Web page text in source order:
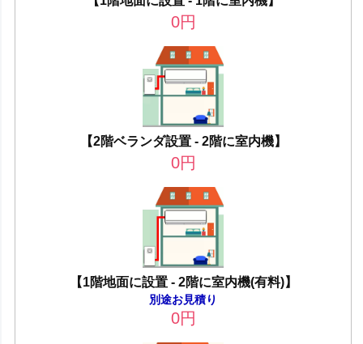
0円
【2階ベランダ設置 - 2階に室内機】
0円
【1階地面に設置 - 2階に室内機(有料)】
別途お見積り
0円